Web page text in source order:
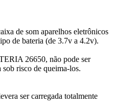
de som aparelhos eletrônicos
de bateria (de 3.7v a 4.2v).
26650, não pode ser
sob risco de queima-los.
ser carregada totalmente